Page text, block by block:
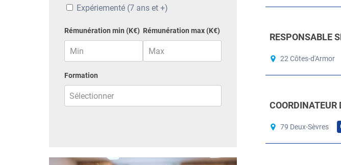
Expériementé (7 ans et +)
Rémunération min (K€) Rémunération max (K€)
Formation
RESPONSABLE
22 Côtes-d'Armor
COORDINATEUR
79 Deux-Sèvres